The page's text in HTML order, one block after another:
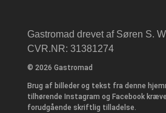
Gastromad drevet af Søren S.
CVR.NR: 31381274
© 2026 Gastromad
Brug af billeder og tekst fra denne
tilhørende Instagram og Facebook
forudgående skriftlig tilladelse.